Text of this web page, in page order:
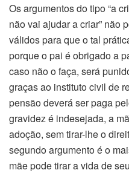
Os argumentos do tipo “a
não vai ajudar a criar” não
válidos para que o tal
porque o pai é obrigado a
caso não o faça, será
graças ao instituto civil de
pensão deverá ser paga
gravidez é indesejada, a
adoção, sem tirar-lhe o
segundo argumento é o
mãe pode tirar a vida de